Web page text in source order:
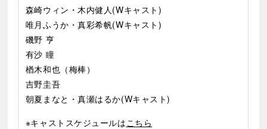
森崎ウィン・木内健人(Wキャスト)
唯月ふうか・真彩希帆(Wキャスト)
磯野 亨
有沙 瞳
楢木和也（梅棒）
吉野圭吾
朝夏まなと・真瀬はるか(Wキャスト)
※キャストスケジュールはこちら